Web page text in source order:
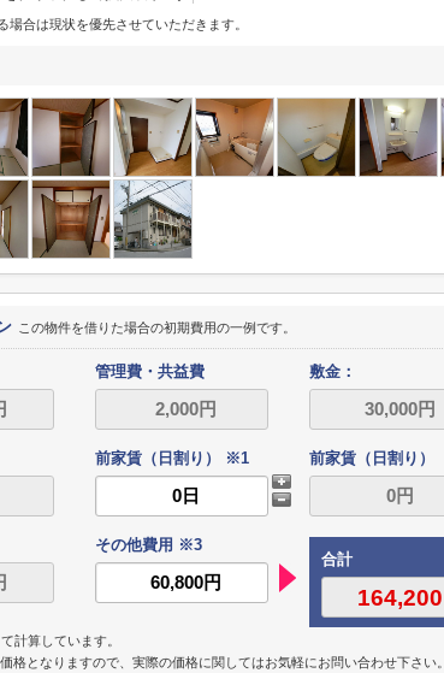
合は現状を優先させていただきます。
この物件を借りた場合の初期費用の一例です。
管理費・共益費 敷金：
前家賃（日割り） ※1 前家賃（日割り）
その他費用 ※3
合計
計算しています。
格となりますので、実際の価格に関してはお気軽にお問い合わせ下さい。